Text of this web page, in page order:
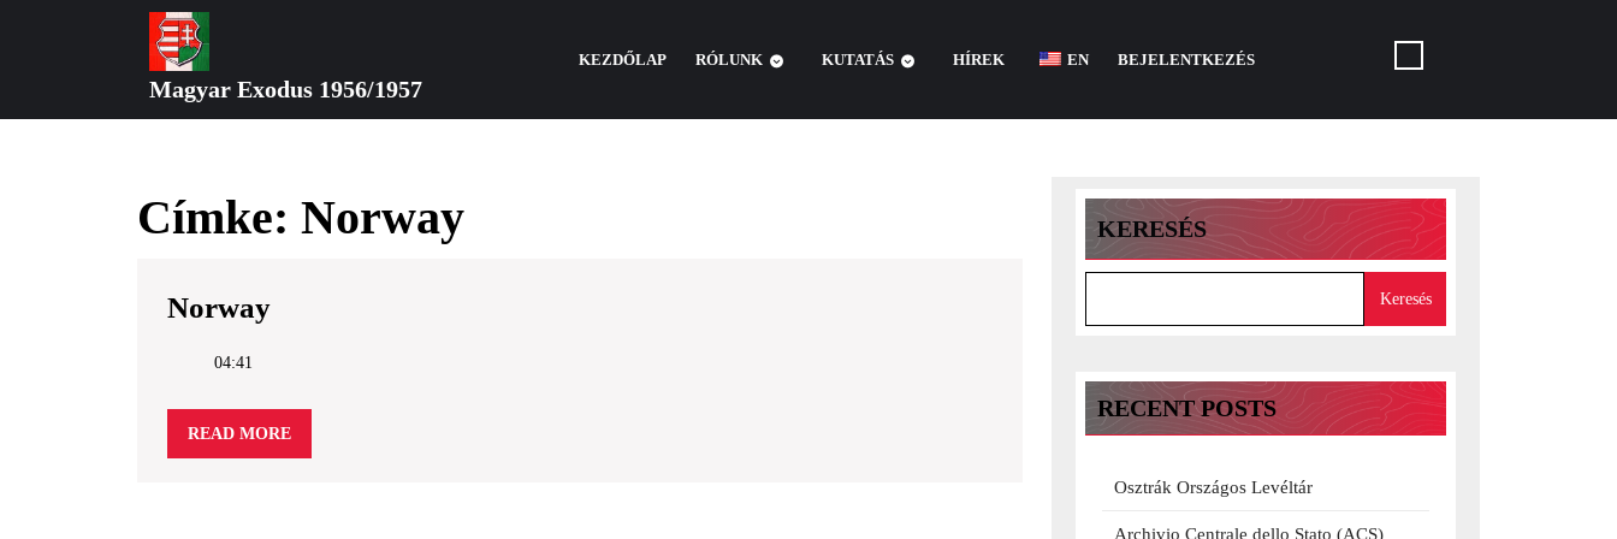
Magyar Exodus 1956/1957
KEZDŐLAP RÓLUNK KUTATÁS HÍREK EN BEJELENTKEZÉS
Címke: Norway
NorwayNorway
04:41
READ MOREREAD
MORE
KERESÉS
Keresés
RECENT POSTS
Osztrák Országos Levéltár
Archivio Centrale dello Stato (ACS)